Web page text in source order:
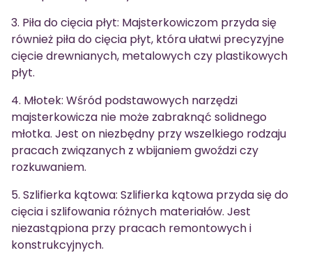
3. Piła do cięcia płyt: Majsterkowiczom przyda się
również piła do cięcia płyt, która ułatwi precyzyjne
cięcie drewnianych, metalowych czy plastikowych
płyt.
4. Młotek: Wśród podstawowych narzędzi
majsterkowicza nie może zabraknąć solidnego
młotka. Jest on niezbędny przy wszelkiego rodzaju
pracach związanych z wbijaniem gwoździ czy
rozkuwaniem.
5. Szlifierka kątowa: Szlifierka kątowa przyda się do
cięcia i szlifowania różnych materiałów. Jest
niezastąpiona przy pracach remontowych i
konstrukcyjnych.